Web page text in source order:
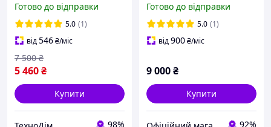
ЗУ, диск 210 мм)
Готово до відправки
5.0 (1)
від546₴/міс
5 460₴
7 500 ₴
Купити
98%
Procraft PGS28 (без
акумулятора та зарядного
пристрою)
Готово до відправки
5.0 (1)
від900₴/міс
9 000₴
Купити
92%